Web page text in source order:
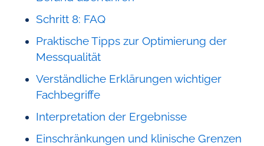
Schritt 8: FAQ
Praktische Tipps zur Optimierung der
Messqualität
Verständliche Erklärungen wichtiger
Fachbegriffe
Interpretation der Ergebnisse
Einschränkungen und klinische Grenzen